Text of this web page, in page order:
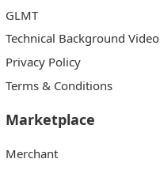
GLMT
Technical Background Video
Privacy Policy
Terms & Conditions
Marketplace
Merchant